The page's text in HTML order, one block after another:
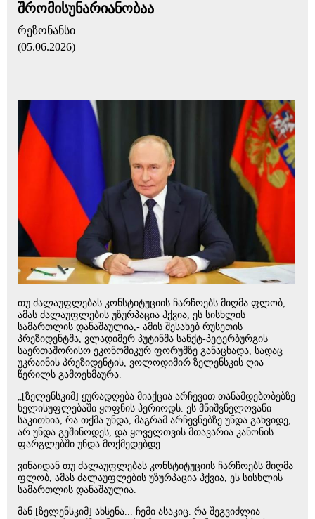
შრომისუნარიანობაა
რეზონანსი
(05.06.2026)
თუ ძალაუფლებას კონსტიტუციის ჩარჩოებს მიღმა ფლობ,
ამას ძალაუფლების უზურპაცია ჰქვია, ეს სისხლის
სამართლის დანაშაულია,- ამის შესახებ რუსეთის
პრეზიდენტმა, ვლადიმერ პუტინმა სანქტ-პეტერბურგის
საერთაშორისო ეკონომიკურ ფორუმზე განაცხადა, სადაც
უკრაინის პრეზიდენტის, ვოლოდიმირ ზელენსკის ღია
წერილს გამოეხმაურა.
„[ზელენსკიმ] ყურადღება მიაქცია არჩევით თანამდებობებზე
ხელისუფლებაში ყოფნის პერიოდს. ეს მნიშვნელოვანი
საკითხია, რა თქმა უნდა, მაგრამ არჩევნებზე უნდა გახვიდე,
არ უნდა გეშინოდეს, და ყოველთვის მთავარია კანონის
ფარგლებში უნდა მოქმედებდე...
ვინაიდან თუ ძალაუფლებას კონსტიტუციის ჩარჩოებს მიღმა
ფლობ, ამას ძალაუფლების უზურპაცია ჰქვია, ეს სისხლის
სამართლის დანაშაულია.
მან [ზელენსკიმ] ახსენა... ჩემი ასაკიც. რა შეგვიძლია